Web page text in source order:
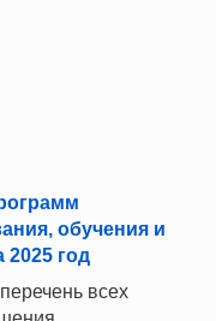
обучения и
год
всех